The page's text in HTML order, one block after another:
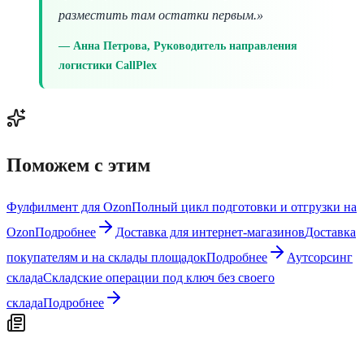
разместить там остатки первым.»
Анна Петрова, Руководитель направления
логистики CallPlex
Поможем с этим
Фулфилмент для OzonПолный цикл подготовки и отгрузки на
OzonПодробнее Доставка для интернет-магазиновДоставка
покупателям и на склады площадокПодробнее
Аутсорсинг
складаСкладские операции под ключ без своего
складаПодробнее